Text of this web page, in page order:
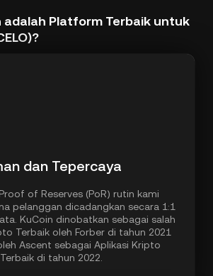
adalah Platform Terbaik untuk
dan Tepercaya
of Reserves (PoR) rutin kami
pelanggan dicadangkan secara 1:1
KuCoin dinobatkan sebagai salah
Terbaik oleh Forber di tahun 2021
Ascent sebagai Aplikasi Kripto
Terbaik di tahun 2022.